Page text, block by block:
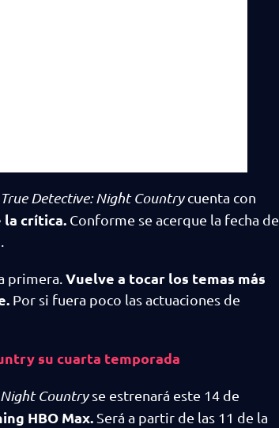
True Detective: Night Countrycuenta con
la crítica. Conforme se acerque la fecha de
primera.Vuelve a tocar los temas más
Por si fuera poco las actuaciones de
su cuarta temporada
Countryse estrenará este 14 de
HBO Max.Será a partir de las 11 de la